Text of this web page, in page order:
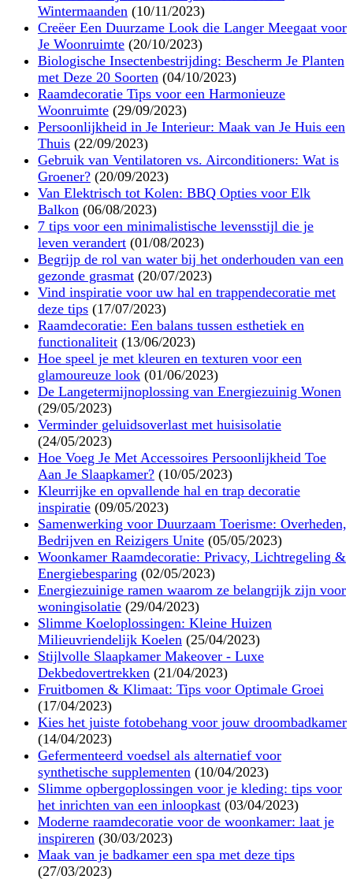
Wintermaanden (10/11/2023)
Creëer Een Duurzame Look die Langer Meegaat voor
Je Woonruimte (20/10/2023)
Biologische Insectenbestrijding: Bescherm Je Planten
met Deze 20 Soorten (04/10/2023)
Raamdecoratie Tips voor een Harmonieuze
Woonruimte (29/09/2023)
Persoonlijkheid in Je Interieur: Maak van Je Huis een
Thuis (22/09/2023)
Gebruik van Ventilatoren vs. Airconditioners: Wat is
Groener? (20/09/2023)
Van Elektrisch tot Kolen: BBQ Opties voor Elk
Balkon (06/08/2023)
7 tips voor een minimalistische levensstijl die je
leven verandert (01/08/2023)
Begrijp de rol van water bij het onderhouden van een
gezonde grasmat (20/07/2023)
Vind inspiratie voor uw hal en trappendecoratie met
deze tips (17/07/2023)
Raamdecoratie: Een balans tussen esthetiek en
functionaliteit (13/06/2023)
Hoe speel je met kleuren en texturen voor een
glamoureuze look (01/06/2023)
De Langetermijnoplossing van Energiezuinig Wonen
(29/05/2023)
Verminder geluidsoverlast met huisisolatie
(24/05/2023)
Hoe Voeg Je Met Accessoires Persoonlijkheid Toe
Aan Je Slaapkamer? (10/05/2023)
Kleurrijke en opvallende hal en trap decoratie
inspiratie (09/05/2023)
Samenwerking voor Duurzaam Toerisme: Overheden,
Bedrijven en Reizigers Unite (05/05/2023)
Woonkamer Raamdecoratie: Privacy, Lichtregeling &
Energiebesparing (02/05/2023)
Energiezuinige ramen waarom ze belangrijk zijn voor
woningisolatie (29/04/2023)
Slimme Koeloplossingen: Kleine Huizen
Milieuvriendelijk Koelen (25/04/2023)
Stijlvolle Slaapkamer Makeover - Luxe
Dekbedovertrekken (21/04/2023)
Fruitbomen & Klimaat: Tips voor Optimale Groei
(17/04/2023)
Kies het juiste fotobehang voor jouw droombadkamer
(14/04/2023)
Gefermenteerd voedsel als alternatief voor
synthetische supplementen (10/04/2023)
Slimme opbergoplossingen voor je kleding: tips voor
het inrichten van een inloopkast (03/04/2023)
Moderne raamdecoratie voor de woonkamer: laat je
inspireren (30/03/2023)
Maak van je badkamer een spa met deze tips
(27/03/2023)